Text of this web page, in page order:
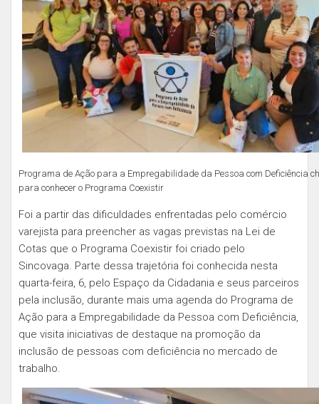
Programa de Ação para a Empregabilidade da Pessoa com Deficiência
para conhecer o Programa Coexistir
Foi a partir das dificuldades enfrentadas pelo comércio
varejista para preencher as vagas previstas na Lei de
Cotas que o Programa Coexistir foi criado pelo
Sincovaga. Parte dessa trajetória foi conhecida nesta
quarta-feira, 6, pelo Espaço da Cidadania e seus parceiros
pela inclusão, durante mais uma agenda do Programa de
Ação para a Empregabilidade da Pessoa com Deficiência,
que visita iniciativas de destaque na promoção da
inclusão de pessoas com deficiência no mercado de
trabalho.